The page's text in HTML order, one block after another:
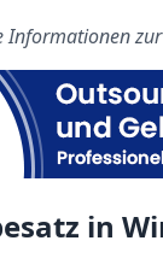
Informationen
in